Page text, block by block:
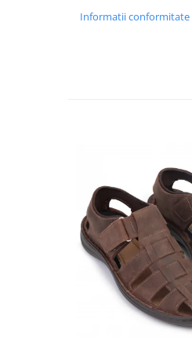
Informatii